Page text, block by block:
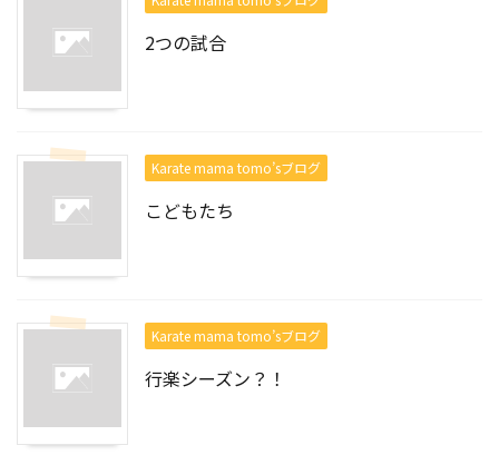
2つの試合
Karate mama tomo’sブログ
こどもたち
Karate mama tomo’sブログ
行楽シーズン？！